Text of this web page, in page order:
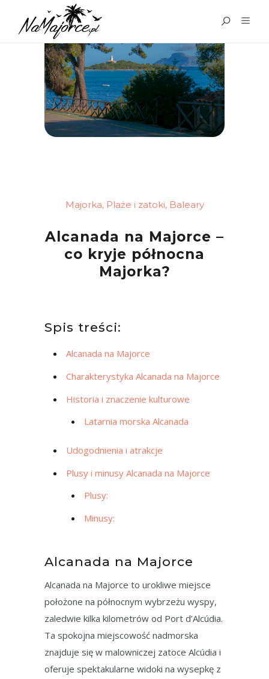
Majorka, Plaże i zatoki, Baleary
Alcanada na Majorce –
co kryje północna
Majorka?
Spis treści:
Alcanada na Majorce
Charakterystyka Alcanada na Majorce
Historia i znaczenie kulturowe
Latarnia morska Alcanada
Udogodnienia i atrakcje
Plusy i minusy Alcanada na Majorce
Plusy:
Minusy:
Alcanada na Majorce
Alcanada na Majorce to urokliwe miejsce
położone na północnym wybrzeżu wyspy,
zaledwie kilka kilometrów od Port d’Alcúdia.
Ta spokojna miejscowość nadmorska
znajduje się w malowniczej zatoce Alcúdia i
oferuje spektakularne widoki na wysepkę z